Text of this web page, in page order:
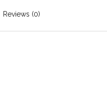
Reviews (0)